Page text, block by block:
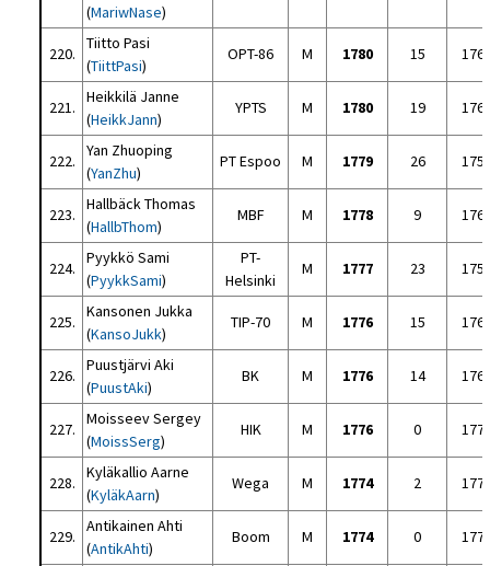
(MariwNase)
220.
Tiitto Pasi
(TiittPasi)
OPT-86 M 1780 15
221.
Heikkilä Janne
(HeikkJann)
YPTS M 1780 19
222.
Yan Zhuoping
(YanZhu)
PT Espoo M 1779 26
223.
Hallbäck Thomas
(HallbThom)
MBF M 1778 9
224.
Pyykkö Sami
(PyykkSami)
PT-
Helsinki
M 1777 23
225.
Kansonen Jukka
(KansoJukk)
TIP-70 M 1776 15
226.
Puustjärvi Aki
(PuustAki)
BK M 1776 14
227.
Moisseev Sergey
(MoissSerg)
HIK M 1776 0
228.
Kyläkallio Aarne
(KyläkAarn)
Wega M 1774 2
229.
Antikainen Ahti
(AntikAhti)
Boom M 1774 0